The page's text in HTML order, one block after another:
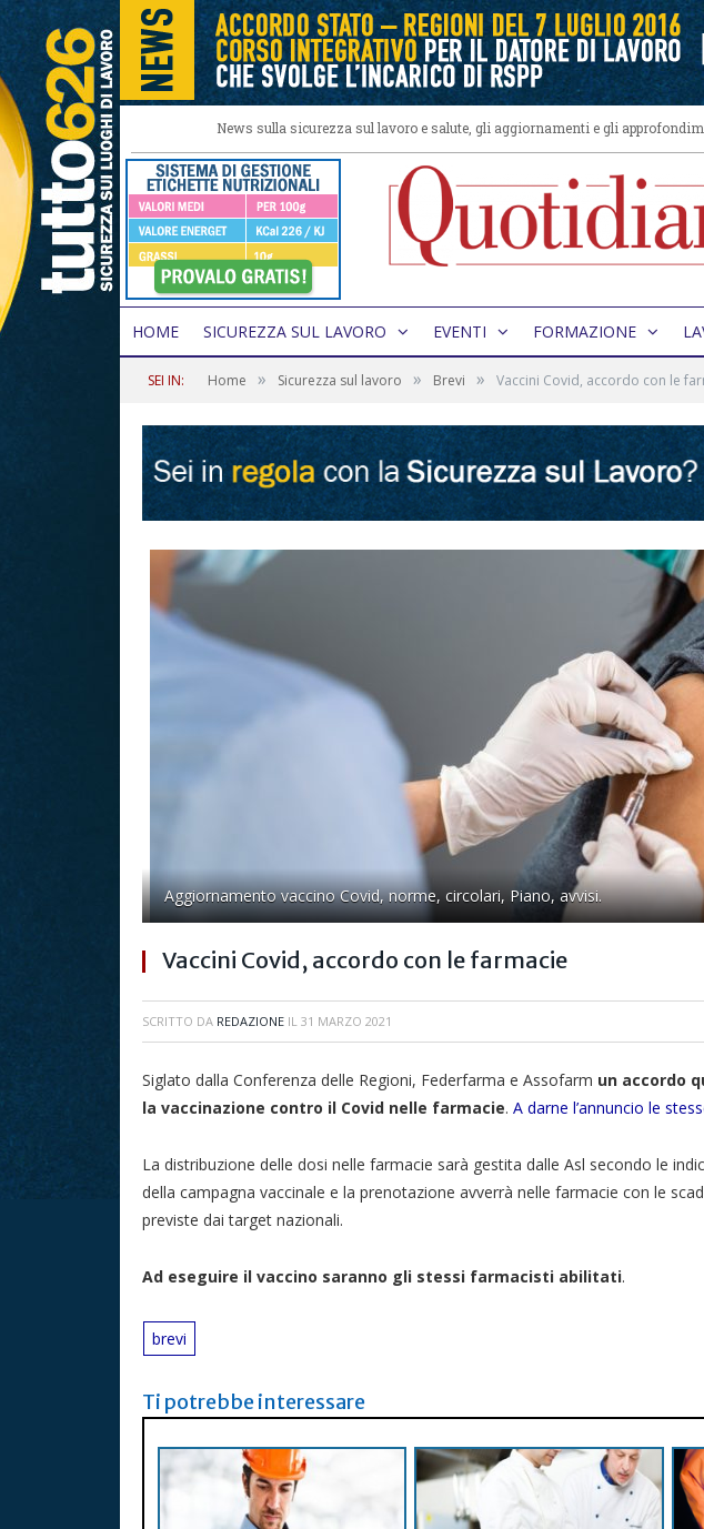
News sulla sicurezza sul lavoro e salute, gli aggiornamenti e gli
HOME SICUREZZA SUL LAVORO EVENTI FORMAZIONE
SEI IN: Home » Sicurezza sul lavoro » Brevi » Vaccini Covid, accordo con le
Aggiornamento vaccino Covid, norme, circolari, Piano, avvisi.
Vaccini Covid, accordo con le farmacie
SCRITTO DA REDAZIONE IL 31 MARZO 2021
Siglato dalla Conferenza delle Regioni, Federfarma e Assofarm un accordo
la vaccinazione contro il Covid nelle farmacie. A darne l’annuncio le
La distribuzione delle dosi nelle farmacie sarà gestita dalle Asl secondo le
della campagna vaccinale e la prenotazione avverrà nelle farmacie con le
previste dai target nazionali.
Ad eseguire il vaccino saranno gli stessi farmacisti abilitati.
brevi
Ti potrebbe interessare